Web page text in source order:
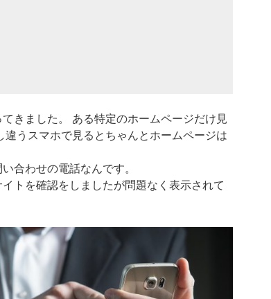
きました。 ある特定のホームページだけ見
違うスマホで見るとちゃんとホームページは
合わせの電話なんです。
トを確認をしましたが問題なく表示されて